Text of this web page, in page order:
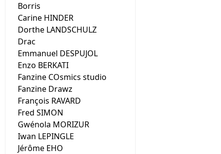
Borris
Carine HINDER
Dorthe LANDSCHULZ
Drac
Emmanuel DESPUJOL
Enzo BERKATI
Fanzine COsmics studio
Fanzine Drawz
François RAVARD
Fred SIMON
Gwénola MORIZUR
Iwan LEPINGLE
Jérôme EHO